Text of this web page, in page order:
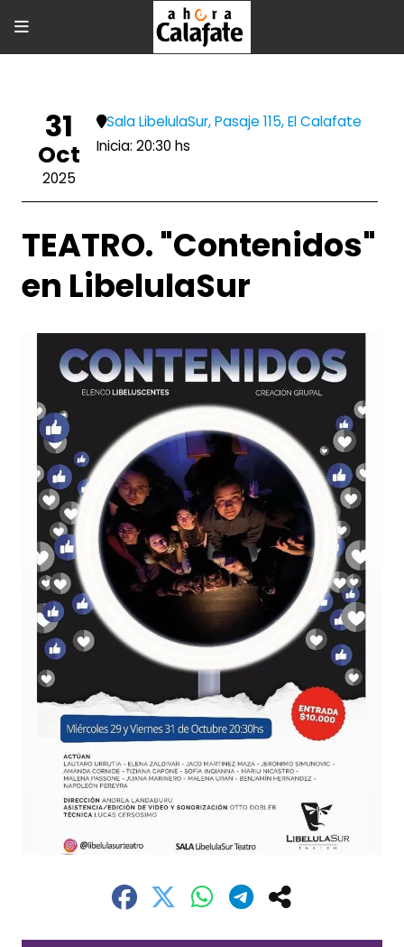
TEATRO. "Contenidos"
en LibelulaSur
31
Oct
2025
Sala LibelulaSur, Pasaje 115, El Calafate
Inicia: 20:30 hs